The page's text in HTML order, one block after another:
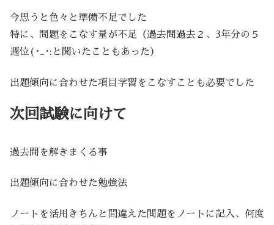
今思うと色々と準備不足でした
特に、問題をこなす量が不足（過去問過去２、3年分の５
週位(･_･;と聞いたこともあった）
出題傾向に合わせた項目学習をこなすことも必要でした
次回試験に向けて
過去問を解きまくる事
出題傾向に合わせた勉強法
ノートを活用きちんと間違えた問題をノートに記入、何度